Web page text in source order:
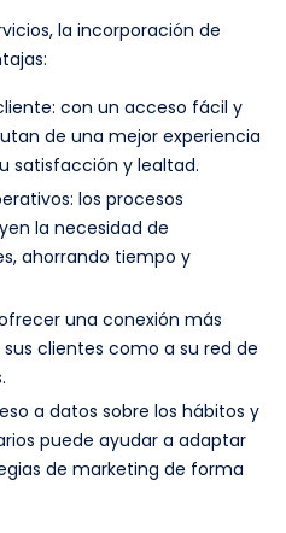
la incorporación de
con un acceso fácil y
de una mejor experiencia
satisfacción y lealtad.
los procesos
la necesidad de
ahorrando tiempo y
una conexión más
clientes como a su red de
a datos sobre los hábitos y
puede ayudar a adaptar
de marketing de forma